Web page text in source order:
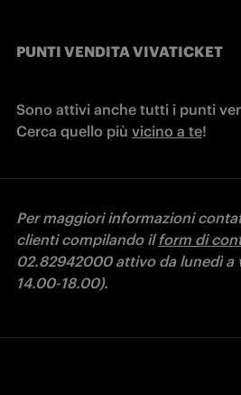
PUNTI VENDITA VIVATICKET
Sono attivi anche tutti i punti
Cerca quello più vicino a te
Per maggiori informazioni
clienti compilando il form di
02.82942000 attivo da lunedì a
14.00-18.00).